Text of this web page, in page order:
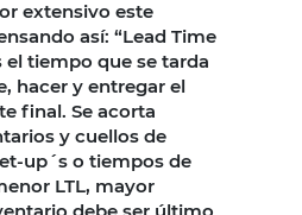
extensivo este
así: “Lead Time
el tiempo que se tarda
hacer y entregar el
final. Se acorta
y cuellos de
up´s o tiempos de
LTL, mayor
debe ser último